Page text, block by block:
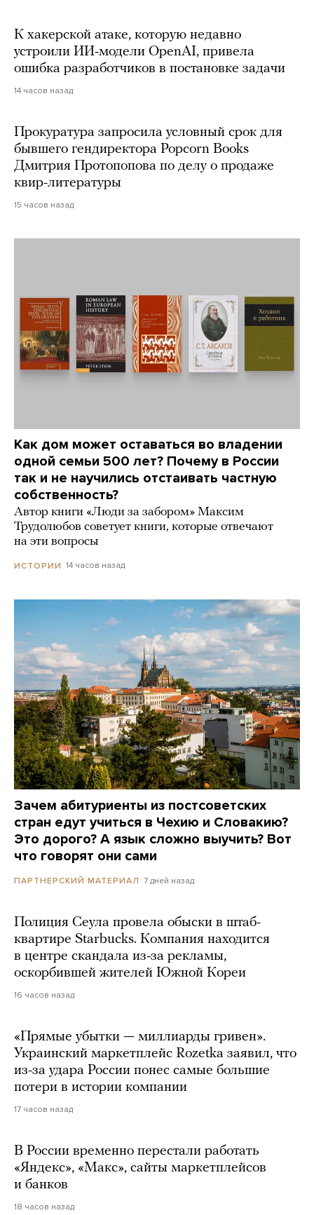
К хакерской атаке, которую недавно
устроили ИИ-модели OpenAI, привела
ошибка разработчиков в постановке задачи
14 часов назад
Прокуратура запросила условный срок для
бывшего гендиректора Popcorn Books
Дмитрия Протопопова по делу о продаже
квир-литературы
15 часов назад
Как дом может оставаться во владении
одной семьи 500 лет? Почему в России
так и не научились отстаивать частную
собственность?
Автор книги «Люди за забором» Максим
Трудолюбов советует книги, которые отвечают
на эти вопросы
ИСТОРИИ 14 часов назад
Зачем абитуриенты из постсоветских
стран едут учиться в Чехию и Словакию?
Это дорого? А язык сложно выучить? Вот
что говорят они сами
ПАРТНЕРСКИЙ МАТЕРИАЛ 7 дней назад
Полиция Сеула провела обыски в штаб-
квартире Starbucks. Компания находится
в центре скандала из-за рекламы,
оскорбившей жителей Южной Кореи
16 часов назад
«Прямые убытки — миллиарды гривен».
Украинский маркетплейс Rozetka заявил, что
из-за удара России понес самые большие
потери в истории компании
17 часов назад
В России временно перестали работать
«Яндекс», «Макс», сайты маркетплейсов
и банков
18 часов назад